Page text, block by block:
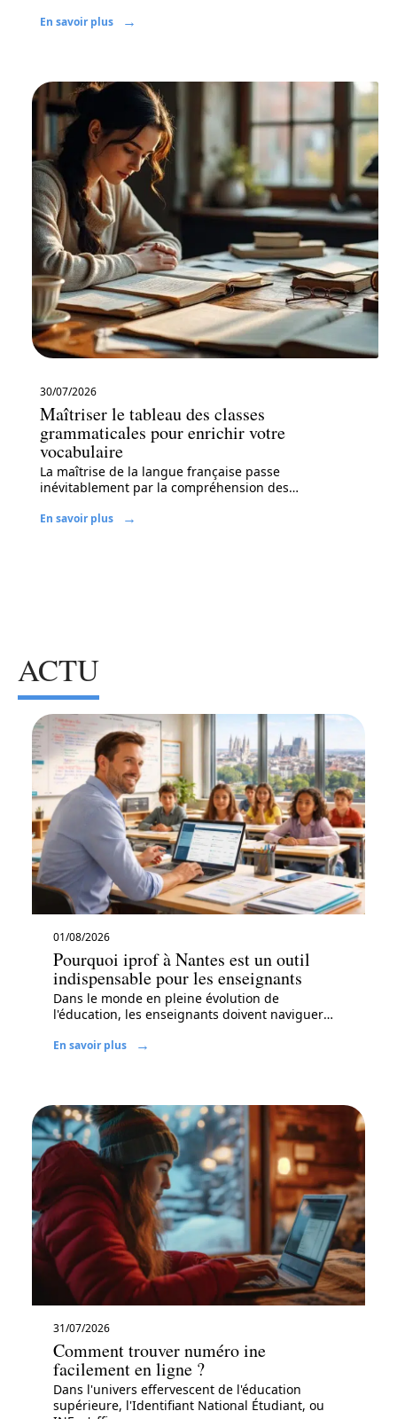
En savoir plus
30/07/2026
Maîtriser le tableau des classes
grammaticales pour enrichir votre
vocabulaire
La maîtrise de la langue française passe
inévitablement par la compréhension des…
En savoir plus
ACTU
01/08/2026
Pourquoi iprof à Nantes est un outil
indispensable pour les enseignants
Dans le monde en pleine évolution de
l'éducation, les enseignants doivent naviguer…
En savoir plus
31/07/2026
Comment trouver numéro ine
facilement en ligne ?
Dans l'univers effervescent de l'éducation
supérieure, l'Identifiant National Étudiant, ou